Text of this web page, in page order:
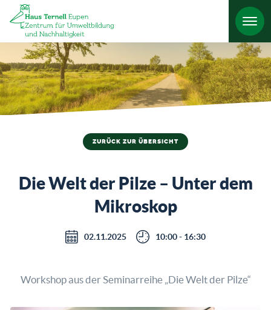
ZURÜCK ZUR ÜBERSICHT
Die Welt der Pilze – Unter dem
Mikroskop
02.11.2025 10:00 - 16:30
Workshop aus der Seminarreihe „Die Welt der Pilze“